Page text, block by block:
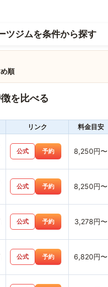
ツジムを条件から探す
順
を比べる
リンク 料金目安
公式 予約 8,250円〜
公式 予約 8,250円〜
公式 予約 3,278円〜
公式 予約 6,820円〜